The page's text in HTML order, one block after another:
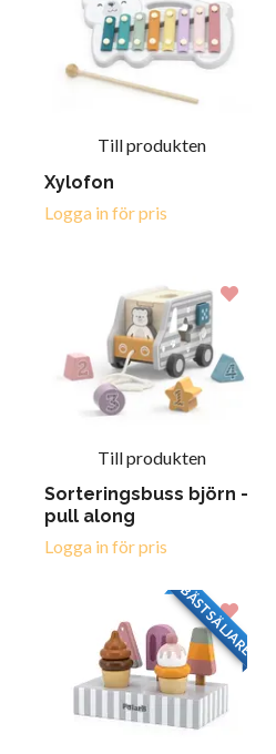
Till produkten
Xylofon
Logga in för pris
Till produkten
Sorteringsbuss björn -
pull along
Logga in för pris
BÄSTSÄLJARE